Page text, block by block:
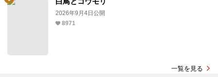
2026年9月4日公開
8971
一覧を見る